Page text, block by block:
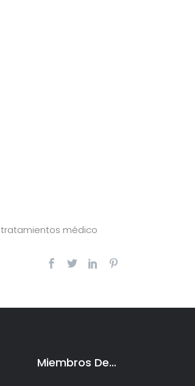
tratamientos médico
Miembros De…